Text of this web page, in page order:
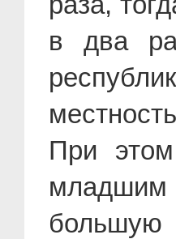
в два
При
младшим